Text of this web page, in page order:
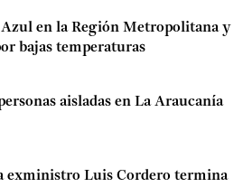
en la Región Metropolitana y
bajas temperaturas
aisladas en La Araucanía
exministro Luis Cordero termina